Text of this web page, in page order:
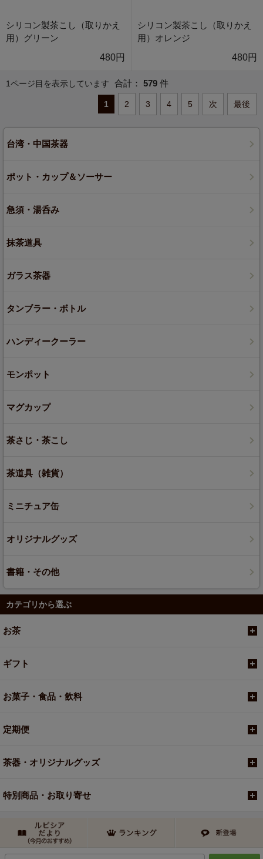
シリコン製茶こし（取りかえ
用）グリーン
480円
シリコン製茶こし（取りかえ
用）オレンジ
480円
1ページ目を表示しています 合計： 579 件
1 2 3 4 5 次 最後
台湾・中国茶器
ポット・カップ＆ソーサー
急須・湯呑み
抹茶道具
ガラス茶器
タンブラー・ボトル
ハンディークーラー
モンポット
マグカップ
茶さじ・茶こし
茶道具（雑貨）
ミニチュア缶
オリジナルグッズ
書籍・その他
カテゴリから選ぶ
お茶
ギフト
お菓子・食品・飲料
定期便
茶器・オリジナルグッズ
特別商品・お取り寄せ